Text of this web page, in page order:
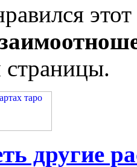
страницы.
другие